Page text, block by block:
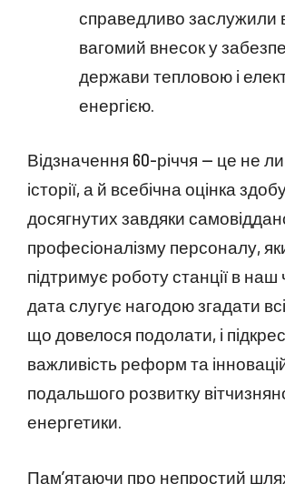
справедливо заслужили
вагомий внесок у
держави тепловою і
енергією.
Відзначення 60-річчя — це не
історії, а й всебічна оцінка
досягнутих завдяки
професіоналізму персоналу,
підтримує роботу станції в наш
дата слугує нагодою згадати
що довелося подолати, і
важливість реформ та
подальшого розвитку
енергетики.
Пам’ятаючи про непростий